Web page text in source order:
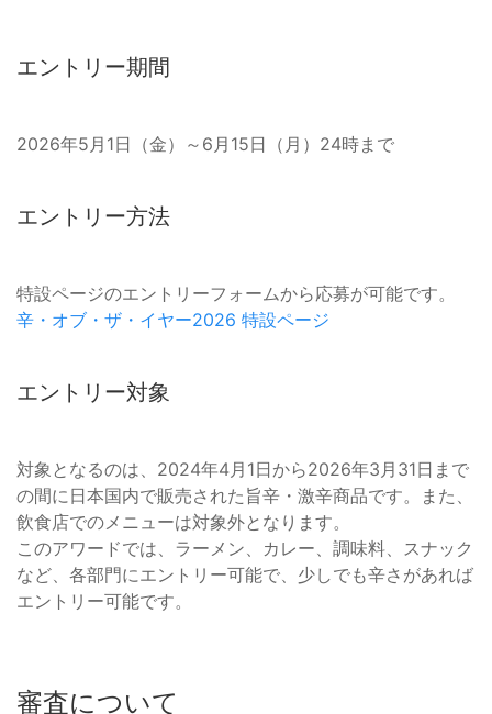
エントリー期間
2026年5月1日（金）～6月15日（月）24時まで
エントリー方法
特設ページのエントリーフォームから応募が可能です。
辛・オブ・ザ・イヤー2026 特設ページ
エントリー対象
対象となるのは、2024年4月1日から2026年3月31日まで
の間に日本国内で販売された旨辛・激辛商品です。また、
飲食店でのメニューは対象外となります。
このアワードでは、ラーメン、カレー、調味料、スナック
など、各部門にエントリー可能で、少しでも辛さがあれば
エントリー可能です。
審査について